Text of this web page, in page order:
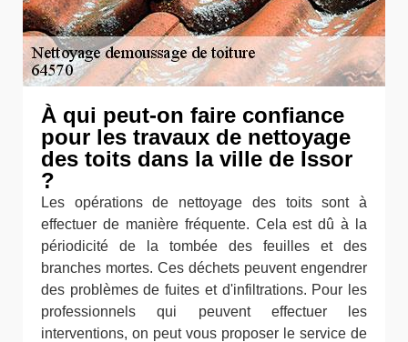
À qui peut-on faire confiance
pour les travaux de nettoyage
des toits dans la ville de Issor
?
Les opérations de nettoyage des toits sont à
effectuer de manière fréquente. Cela est dû à la
périodicité de la tombée des feuilles et des
branches mortes. Ces déchets peuvent engendrer
des problèmes de fuites et d'infiltrations. Pour les
professionnels qui peuvent effectuer les
interventions, on peut vous proposer le service de